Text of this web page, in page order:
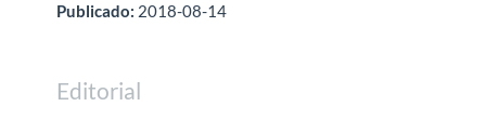
Publicado: 2018-08-14
Editorial